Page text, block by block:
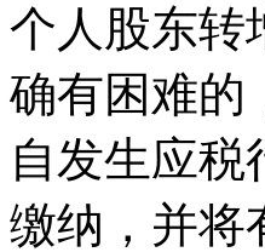
个人股东转
确有困难的
自发生应
缴纳，并将